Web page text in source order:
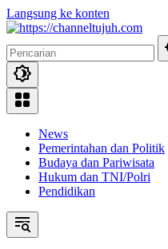
Langsung ke konten
News
Pemerintahan dan Politik
Budaya dan Pariwisata
Hukum dan TNI/Polri
Pendidikan